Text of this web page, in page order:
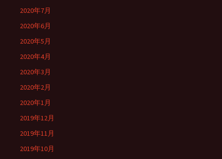
2020年7月
2020年6月
2020年5月
2020年4月
2020年3月
2020年2月
2020年1月
2019年12月
2019年11月
2019年10月